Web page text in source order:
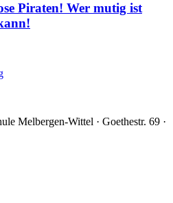
Piraten! Wer mutig ist
Melbergen-Wittel · Goethestr. 69 ·